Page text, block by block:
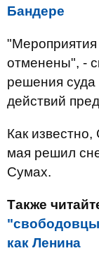
Бандере
отменены", -
решения суда
действий
Как
мая решил
Сумах.
Также
как Ленина